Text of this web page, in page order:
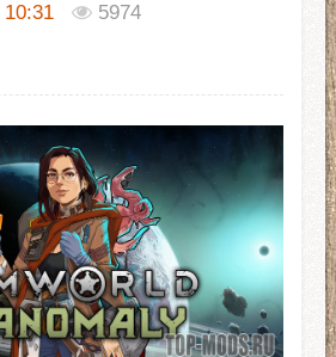
10:31 5974